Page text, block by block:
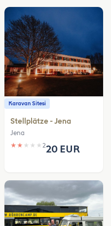
Karavan Sitesi
Stellplätze - Jena
Jena
★ ★ ★ ★ ★ 220 EUR